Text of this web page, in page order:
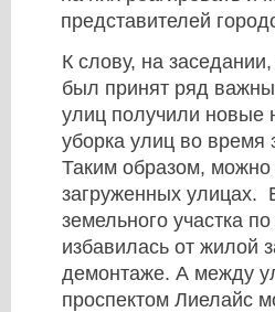
представителей
К слову, на
был принят ряд
улиц получили новые
уборка улиц во время
Таким образом,
загруженных улицах.
земельного участка
избавилась от жилой
демонтаже. А между
проспектом Лиелайс